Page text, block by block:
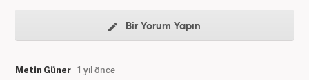
Bir Yorum Yapın
Metin Güner 1 yıl önce